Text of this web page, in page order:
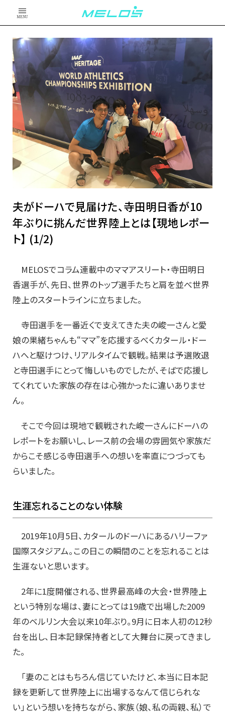
MENU
夫がドーハで見届けた、寺田明日香が10
年ぶりに挑んだ世界陸上とは【現地レポー
ト】 (1/2)
MELOSでコラム連載中のママアスリート・寺田明日
香選手が、先日、世界のトップ選手たちと肩を並べ世界
陸上のスタートラインに立ちました。
寺田選手を一番近くで支えてきた夫の峻一さんと愛
娘の果緒ちゃんも“ママ”を応援するべくカタール・ドー
ハへと駆けつけ、リアルタイムで観戦。結果は予選敗退
と寺田選手にとって悔しいものでしたが、そばで応援し
てくれていた家族の存在は心強かったに違いありませ
ん。
そこで今回は現地で観戦された峻一さんにドーハの
レポートをお願いし、レース前の会場の雰囲気や家族だ
からこそ感じる寺田選手への想いを率直につづっても
らいました。
生涯忘れることのない体験
2019年10月5日、カタールのドーハにあるハリーファ
国際スタジアム。この日この瞬間のことを忘れることは
生涯ないと思います。
2年に1度開催される、世界最高峰の大会・世界陸上
という特別な場は、妻にとっては19歳で出場した2009
年のベルリン大会以来10年ぶり。9月に日本人初の12秒
台を出し、日本記録保持者として大舞台に戻ってきまし
た。
「妻のことはもちろん信じていたけど、本当に日本記
録を更新して世界陸上に出場するなんて信じられな
い」という想いを持ちながら、家族（娘、私の両親、私）で